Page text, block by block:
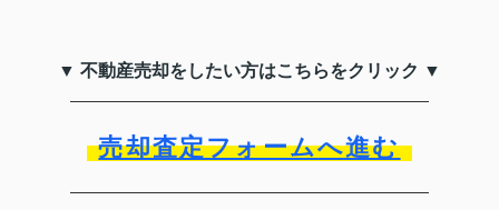
▼ 不動産売却をしたい方はこちらをクリック ▼
売却査定フォームへ進む